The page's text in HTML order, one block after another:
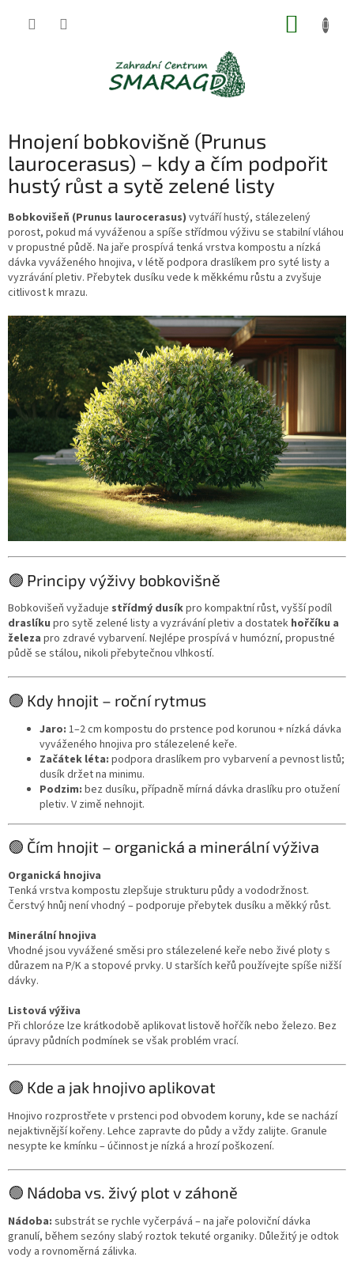
Hnojení bobkovišně (Prunus
laurocerasus) – kdy a čím podpořit
hustý růst a sytě zelené listy
Bobkovišeň (Prunus laurocerasus) vytváří hustý, stálezelený
porost, pokud má vyváženou a spíše střídmou výživu se stabilní vláhou
v propustné půdě. Na jaře prospívá tenká vrstva kompostu a nízká
dávka vyváženého hnojiva, v létě podpora draslíkem pro syté listy a
vyzrávání pletiv. Přebytek dusíku vede k měkkému růstu a zvyšuje
citlivost k mrazu.
🟢 Principy výživy bobkovišně
Bobkovišeň vyžaduje střídmý dusíkpro kompaktní růst, vyšší podíl
draslíku pro sytě zelené listy a vyzrávání pletiv a dostatek hořčíku a
železa pro zdravé vybarvení. Nejlépe prospívá v humózní, propustné
půdě se stálou, nikoli přebytečnou vlhkostí.
🟢 Kdy hnojit – roční rytmus
Jaro: 1–2 cm kompostu do prstence pod korunou + nízká dávka
vyváženého hnojiva pro stálezelené keře.
Začátek léta: podpora draslíkem pro vybarvení a pevnost listů;
dusík držet na minimu.
Podzim: bez dusíku, případně mírná dávka draslíku pro otužení
pletiv. V zimě nehnojit.
🟢 Čím hnojit – organická a minerální výživa
Organická hnojiva
Tenká vrstva kompostu zlepšuje strukturu půdy a vododržnost.
Čerstvý hnůj není vhodný – podporuje přebytek dusíku a měkký růst.
Minerální hnojiva
Vhodné jsou vyvážené směsi pro stálezelené keře nebo živé ploty s
důrazem na P/K a stopové prvky. U starších keřů používejte spíše nižší
dávky.
Listová výživa
Při chloróze lze krátkodobě aplikovat listově hořčík nebo železo. Bez
úpravy půdních podmínek se však problém vrací.
🟢 Kde a jak hnojivo aplikovat
Hnojivo rozprostřete v prstenci pod obvodem koruny, kde se nachází
nejaktivnější kořeny. Lehce zapravte do půdy a vždy zalijte. Granule
nesypte ke kmínku – účinnost je nízká a hrozí poškození.
🟢 Nádoba vs. živý plot v záhoně
Nádoba: substrát se rychle vyčerpává – na jaře poloviční dávka
granulí, během sezóny slabý roztok tekuté organiky. Důležitý je odtok
vody a rovnoměrná zálivka.